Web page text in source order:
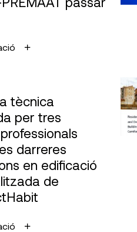
tècnica
per tres
darreres
en edificació
de